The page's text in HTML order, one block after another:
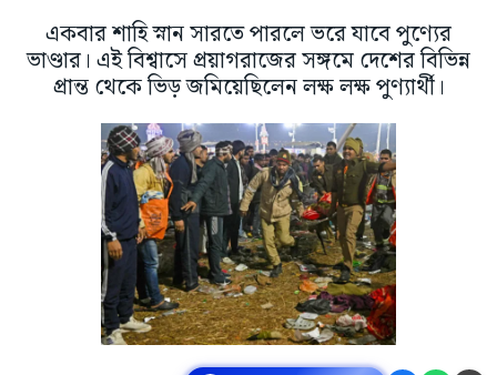
একবার শাহি স্নান সারতে পারলে ভরে যাবে পুণ্যের
ভাণ্ডার। এই বিশ্বাসে প্রয়াগরাজের সঙ্গমে দেশের বিভিন্ন
প্রান্ত থেকে ভিড় জমিয়েছিলেন লক্ষ লক্ষ পুণ্যার্থী।